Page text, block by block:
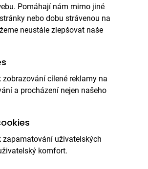
Pomáhají nám mimo jiné
nebo dobu strávenou na
neustále zlepšovat naše
cílené reklamy na
a procházení nejen našeho
zapamatování uživatelských
komfort.